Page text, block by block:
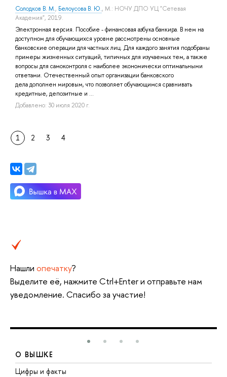
Солодков В. М., Белоусова В. Ю., М.: НОЧУ ДПО УЦ "Сетевая
Академия", 2019.
Электронная версия. Пособие - финансовая азбука банкира. В нем на
доступном для обучающихся уровне рассмотрены основные
банковские операции для частных лиц. Для каждого занятия подобраны
примеры жизненных ситуаций, типичных для изучаемых тем, а также
вопросы для самоконтроля с наиболее экономически оптимальными
ответами. Отечественный опыт организации банковского
дела дополнен мировым, что позволяет обучающимся сравнивать
кредитные, депозитные и ...
Добавлено: 30 июля 2020 г.
1 2 3 4
Нашли опечатку?
Выделите её, нажмите Ctrl+Enter и отправьте нам
уведомление. Спасибо за участие!
О ВЫШКЕ
Цифры и факты